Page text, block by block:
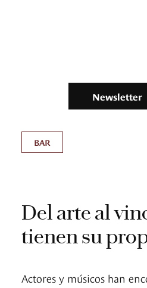
Newsletter
BAR
Del arte al
tienen su
Actores y músicos han